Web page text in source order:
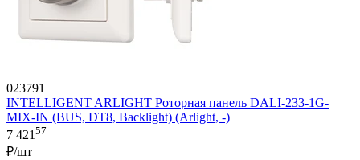
023791
INTELLIGENT ARLIGHT Роторная панель DALI-233-1G-
MIX-IN (BUS, DT8, Backlight) (Arlight, -)
7 42157
₽/шт